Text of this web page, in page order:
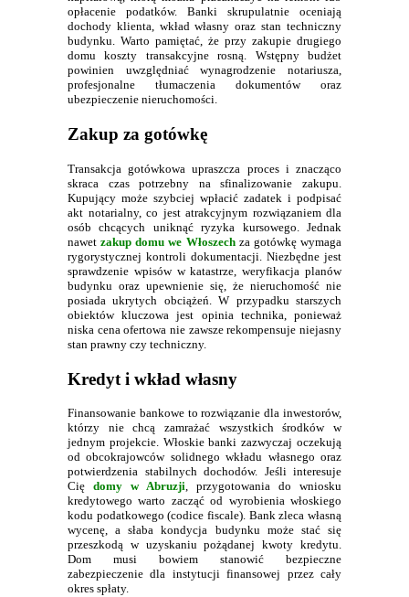
opłacenie podatków. Banki skrupulatnie oceniają
dochody klienta, wkład własny oraz stan techniczny
budynku. Warto pamiętać, że przy zakupie drugiego
domu koszty transakcyjne rosną. Wstępny budżet
powinien uwzględniać wynagrodzenie notariusza,
profesjonalne tłumaczenia dokumentów oraz
ubezpieczenie nieruchomości.
Zakup za gotówkę
Transakcja gotówkowa upraszcza proces i znacząco
skraca czas potrzebny na sfinalizowanie zakupu.
Kupujący może szybciej wpłacić zadatek i podpisać
akt notarialny, co jest atrakcyjnym rozwiązaniem dla
osób chcących uniknąć ryzyka kursowego. Jednak
nawetzakup domu we Włoszechza gotówkę wymaga
rygorystycznej kontroli dokumentacji. Niezbędne jest
sprawdzenie wpisów w katastrze, weryfikacja planów
budynku oraz upewnienie się, że nieruchomość nie
posiada ukrytych obciążeń. W przypadku starszych
obiektów kluczowa jest opinia technika, ponieważ
niska cena ofertowa nie zawsze rekompensuje niejasny
stan prawny czy techniczny.
Kredyt i wkład własny
Finansowanie bankowe to rozwiązanie dla inwestorów,
którzy nie chcą zamrażać wszystkich środków w
jednym projekcie. Włoskie banki zazwyczaj oczekują
od obcokrajowców solidnego wkładu własnego oraz
potwierdzenia stabilnych dochodów. Jeśli interesuje
Cię domy w Abruzji, przygotowania do wniosku
kredytowego warto zacząć od wyrobienia włoskiego
kodu podatkowego (codice fiscale). Bank zleca własną
wycenę, a słaba kondycja budynku może stać się
przeszkodą w uzyskaniu pożądanej kwoty kredytu.
Dom musi bowiem stanowić bezpieczne
zabezpieczenie dla instytucji finansowej przez cały
okres spłaty.